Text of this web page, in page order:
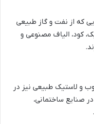
که از نفت و گاز طبیعی
کود، الیاف مصنوعی و
و لاستیک طبیعی نیز در
صنایع ساختمانی،